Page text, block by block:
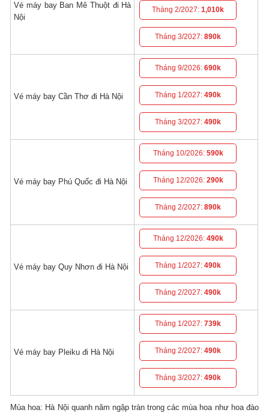
Vé máy bay Ban Mê Thuột đi Hà
Nội
Tháng 2/2027:1,010k
Tháng 3/2027:890k
Vé máy bay Cần Thơ đi Hà Nội
Tháng 9/2026:690k
Tháng 1/2027:490k
Tháng 3/2027:490k
Vé máy bay Phú Quốc đi Hà Nội
Tháng 10/2026: 590k
Tháng 12/2026: 290k
Tháng 2/2027:890k
Vé máy bay Quy Nhơn đi Hà Nội
Tháng 12/2026: 490k
Tháng 1/2027:490k
Tháng 2/2027:490k
Vé máy bay Pleiku đi Hà Nội
Tháng 1/2027:739k
Tháng 2/2027:490k
Tháng 3/2027:490k
Mùa hoa: Hà Nội quanh năm ngập tràn trong các mùa hoa như hoa đào